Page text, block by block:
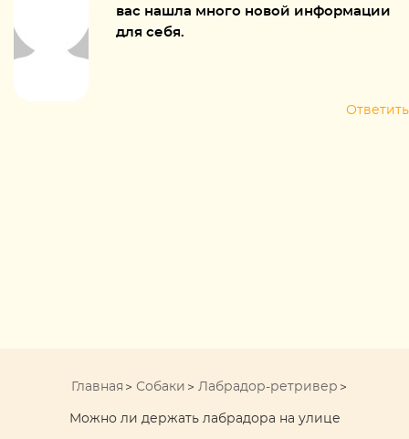
вас нашла много новой информации
для себя.
Ответить
Главная Собаки Лабрадор-ретривер
Можно ли держать лабрадора на улице